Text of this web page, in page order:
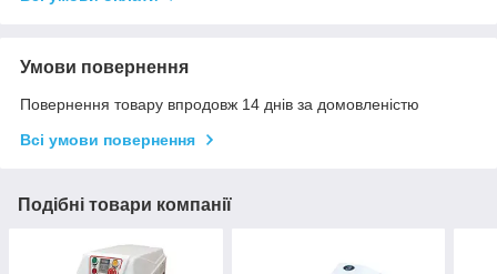
Умови повернення
Повернення товару впродовж 14 днів за домовленістю
Всі умови повернення
Подібні товари компанії